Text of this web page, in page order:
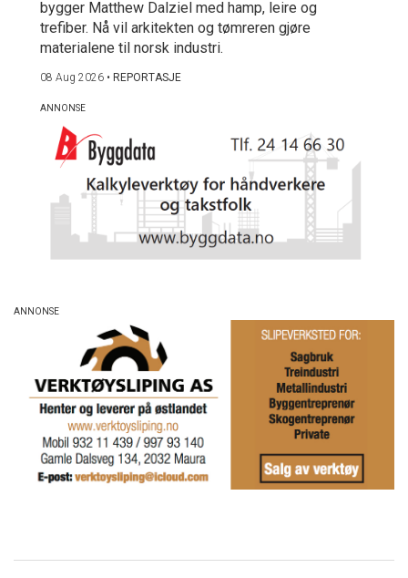
bygger Matthew Dalziel med hamp, leire og
trefiber. Nå vil arkitekten og tømreren gjøre
materialene til norsk industri.
08 Aug 2026 • REPORTASJE